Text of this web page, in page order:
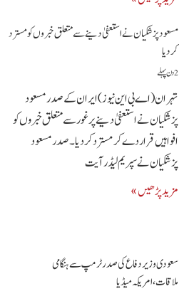
مسعود پزشکیان نے استعفیٰ دینے سے متعلق خبروں کو مسترد
کردیا
2 دن پہلے
تہران(اے بی این نیوز)ایران کے صدر مسعود
پزشکیان نے استعفیٰ دینے پر غور سے متعلق خبروں کو
افواہیں قرار دے کر مسترد کردیا۔ صدر مسعود
پزشکیان نے سپریم لیڈر آیت
مزید پڑھیں »
سعودی وزیر دفاع کی صدر ٹرمپ سے ہنگامی
ملاقات،امریکہ میڈیا